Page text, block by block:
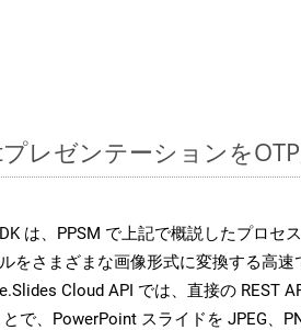
レゼンテーションを
は、PPSM で上記で概説したプロセス
をさまざまな画像形式に変換する高速
Cloud API では、直接の REST
で、PowerPoint スライドを JPEG、